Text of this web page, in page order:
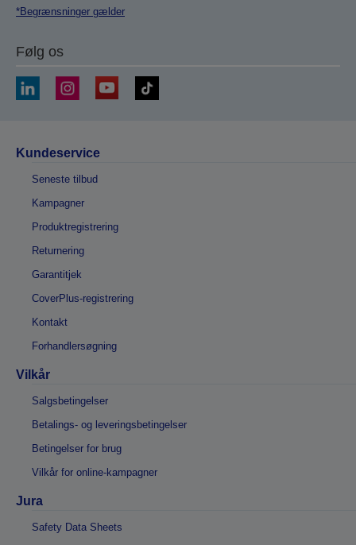
*Begrænsninger gælder
Følg os
Kundeservice
Seneste tilbud
Kampagner
Produktregistrering
Returnering
Garantitjek
CoverPlus-registrering
Kontakt
Forhandlersøgning
Vilkår
Salgsbetingelser
Betalings- og leveringsbetingelser
Betingelser for brug
Vilkår for online-kampagner
Jura
Safety Data Sheets